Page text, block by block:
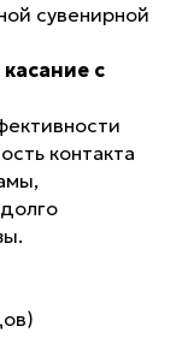
сувенирной
с
контакта